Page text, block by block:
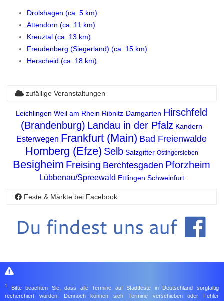
Drolshagen (ca. 5 km)
Attendorn (ca. 11 km)
Kreuztal (ca. 13 km)
Freudenberg (Siegerland) (ca. 15 km)
Herscheid (ca. 18 km)
zufällige Veranstaltungen
Leichlingen Weil am Rhein Ribnitz-Damgarten Hirschfeld
(Brandenburg) Landau in der Pfalz Kandern
Esterwegen Frankfurt (Main) Bad Freienwalde
Homberg (Efze) Selb Salzgitter Ostingersleben
Besigheim Freising Berchtesgaden Pforzheim
Lübbenau/Spreewald Ettlingen Schweinfurt
Feste & Märkte bei Facebook
1
Bitte beachten Sie, dass alle Termine auf Stadtfeste in Deutschland sorgfältig
recherchiert wurden. Dennoch können sich Termine verschieben oder Fehler